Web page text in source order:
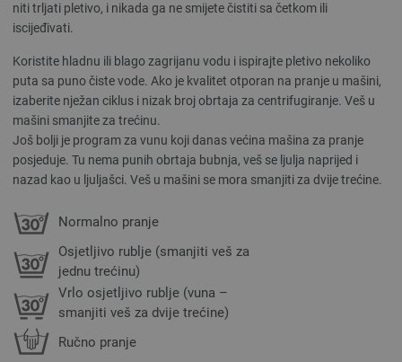
niti trljati pletivo, i nikada ga ne smijete čistiti sa četkom ili
iscijeđivati.
Koristite hladnu ili blago zagrijanu vodu i ispirajte pletivo nekoliko
puta sa puno čiste vode. Ako je kvalitet otporan na pranje u mašini,
izaberite nježan ciklus i nizak broj obrtaja za centrifugiranje. Veš u
mašini smanjite za trećinu.
Još bolji je program za vunu koji danas većina mašina za pranje
posjeduje. Tu nema punih obrtaja bubnja, veš se ljulja naprijed i
nazad kao u ljuljašci. Veš u mašini se mora smanjiti za dvije trećine.
Normalno pranje
Osjetljivo rublje (smanjiti veš za
jednu trećinu)
Vrlo osjetljivo rublje (vuna –
smanjiti veš za dvije trećine)
Ručno pranje